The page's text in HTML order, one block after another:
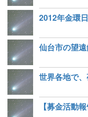
仙台市の望
世界各地で